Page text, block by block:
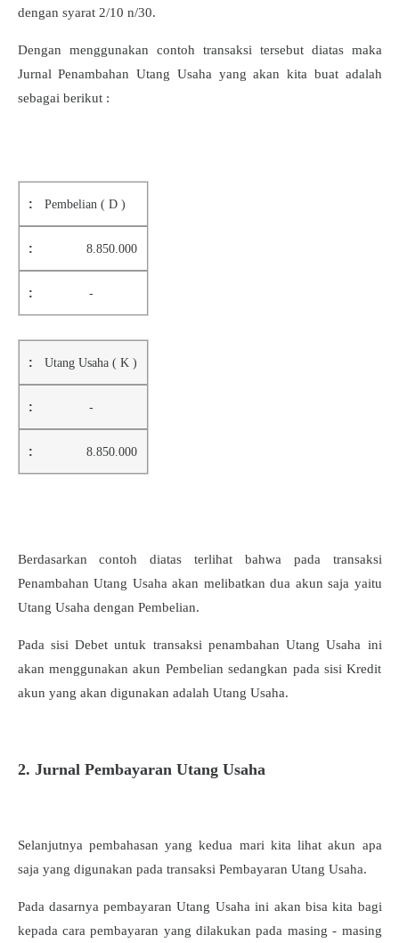
dengan syarat 2/10 n/30.
Dengan menggunakan contoh transaksi tersebut diatas maka
Jurnal Penambahan Utang Usaha yang akan kita buat adalah
sebagai berikut :
Pembelian ( D )
8.850.000
-
Utang Usaha ( K )
-
8.850.000
Berdasarkan contoh diatas terlihat bahwa pada transaksi
Penambahan Utang Usaha akan melibatkan dua akun saja yaitu
Utang Usaha dengan Pembelian.
Pada sisi Debet untuk transaksi penambahan Utang Usaha ini
akan menggunakan akun Pembelian sedangkan pada sisi Kredit
akun yang akan digunakan adalah Utang Usaha.
2. Jurnal Pembayaran Utang Usaha
Selanjutnya pembahasan yang kedua mari kita lihat akun apa
saja yang digunakan pada transaksi Pembayaran Utang Usaha.
Pada dasarnya pembayaran Utang Usaha ini akan bisa kita bagi
kepada cara pembayaran yang dilakukan pada masing - masing